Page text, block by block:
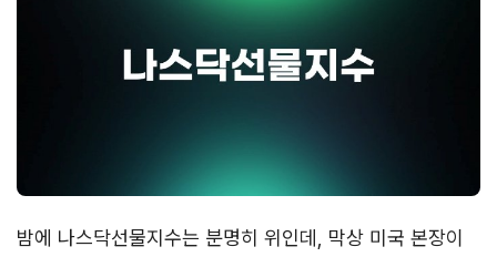
밤에 나스닥선물지수는 분명히 위인데, 막상 미국 본장이